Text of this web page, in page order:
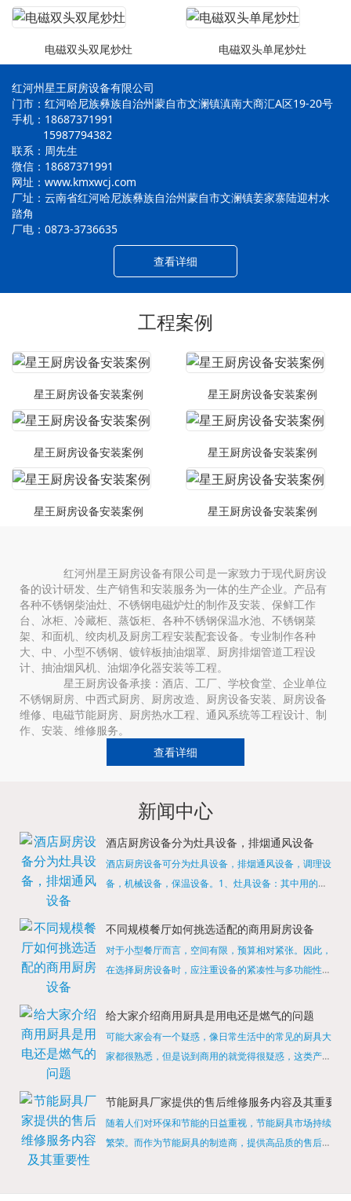
电磁双头双尾炒灶 电磁双头单尾炒灶
红河州星王厨房设备有限公司
门市：红河哈尼族彝族自治州蒙自市文澜镇滇南大商汇A区19-20号
手机：18687371991
15987794382
联系：周先生
微信：18687371991
网址：www.kmxwcj.com
厂址：云南省红河哈尼族彝族自治州蒙自市文澜镇姜家寨陆迎村水
踏角
厂电：0873-3736635
查看详细
工程案例
星王厨房设备安装案例 星王厨房设备安装案例
星王厨房设备安装案例 星王厨房设备安装案例
星王厨房设备安装案例 星王厨房设备安装案例
红河州星王厨房设备有限公司是一家致力于现代厨房设
备的设计研发、生产销售和安装服务为一体的生产企业。产品有
各种不锈钢柴油灶、不锈钢电磁炉灶的制作及安装、保鲜工作
台、冰柜、冷藏柜、蒸饭柜、各种不锈钢保温水池、不锈钢菜
架、和面机、绞肉机及厨房工程安装配套设备。专业制作各种
大、中、小型不锈钢、镀锌板抽油烟罩、厨房排烟管道工程设
计、抽油烟风机、油烟净化器安装等工程。
星王厨房设备承接：酒店、工厂、学校食堂、企业单位
不锈钢厨房、中西式厨房、厨房改造、厨房设备安装、厨房设备
维修、电磁节能厨房、厨房热水工程、通风系统等工程设计、制
作、安装、维修服务。
查看详细
新闻中心
酒店厨房设备分为灶具设备，排烟通风设备
酒店厨房设备可分为灶具设备，排烟通风设备，调理设
备，机械设备，保温设备。1、灶具设备：其中用的较
缺少的，经过相关检测证明的合格设备才能进行使用，
不同规模餐厅如何挑选适配的商用厨房设备
对于小型餐厅而言，空间有限，预算相对紧张。因此，
在选择厨房设备时，应注重设备的紧凑性与多功能性。
烹饪设备，既能节省空间，又能满足多样化的烹饪需
给大家介绍商用厨具是用电还是燃气的问题
可能大家会有一个疑惑，像日常生活中的常见的厨具大
家都很熟悉，但是说到商用的就觉得很疑惑，这类产品
店用的就是商用的吗?还真别说，真被大家猜对了，这
节能厨具厂家提供的售后维修服务内容及其重要性
随着人们对环保和节能的日益重视，节能厨具市场持续
繁荣。而作为节能厨具的制造商，提供高品质的售后维